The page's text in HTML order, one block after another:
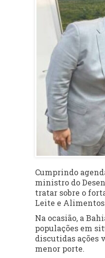
Cumprindo
ministro do
tratar sobre o
Leite e
Na ocasião, a
populações em
discutidas ações
menor porte.